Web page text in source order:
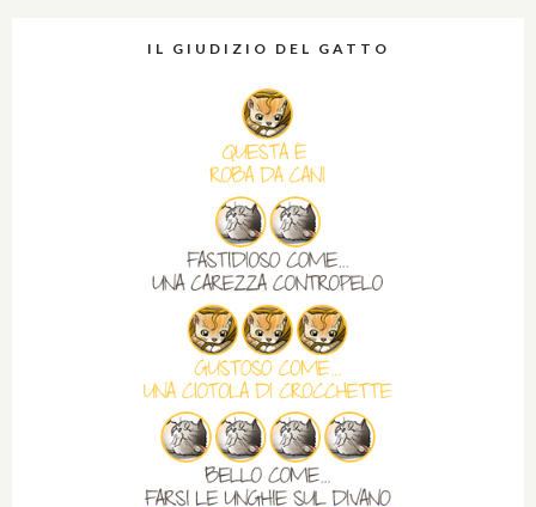
IL GIUDIZIO DEL GATTO